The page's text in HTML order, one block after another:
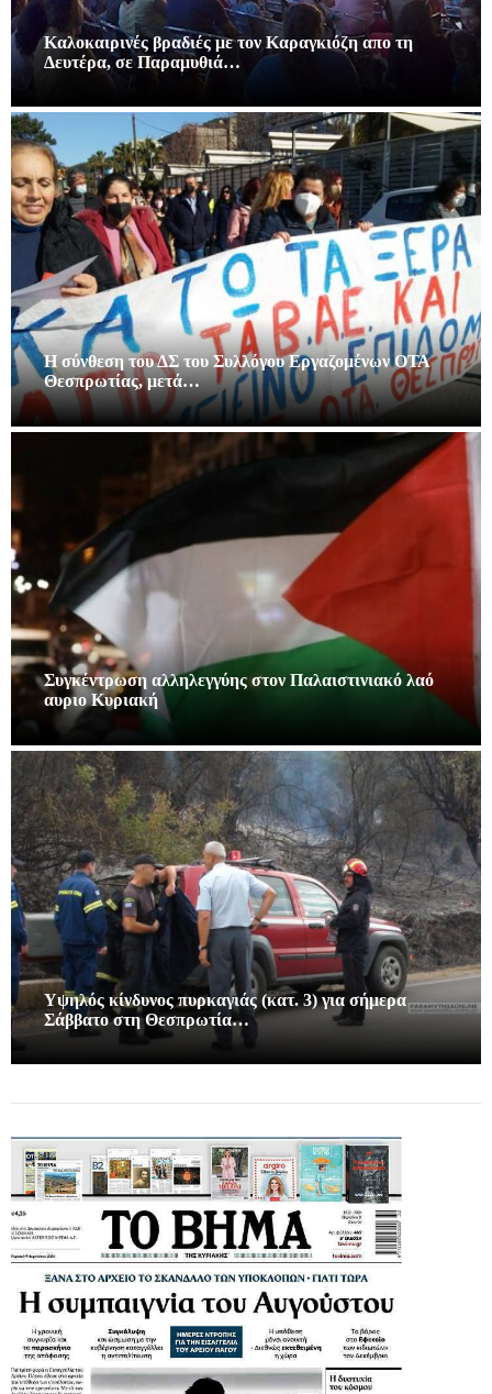
Καλοκαιρινές βραδιές με τον Καραγκιόζη απο τη
Δευτέρα, σε Παραμυθιά…
Η σύνθεση του ΔΣ του Συλλόγου Εργαζομένων ΟΤΑ
Θεσπρωτίας, μετά…
Συγκέντρωση αλληλεγγύης στον Παλαιστινιακό λαό
αυριο Κυριακή
Υψηλός κίνδυνος πυρκαγιάς (κατ. 3) για σήμερα
Σάββατο στη Θεσπρωτία…